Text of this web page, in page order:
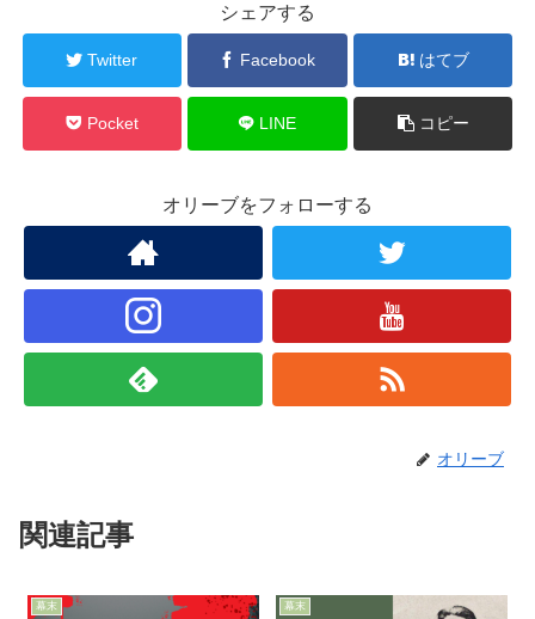
シェアする
Twitter Facebook はてブ
Pocket LINE コピー
オリーブをフォローする
オリーブ
関連記事
幕末 幕末